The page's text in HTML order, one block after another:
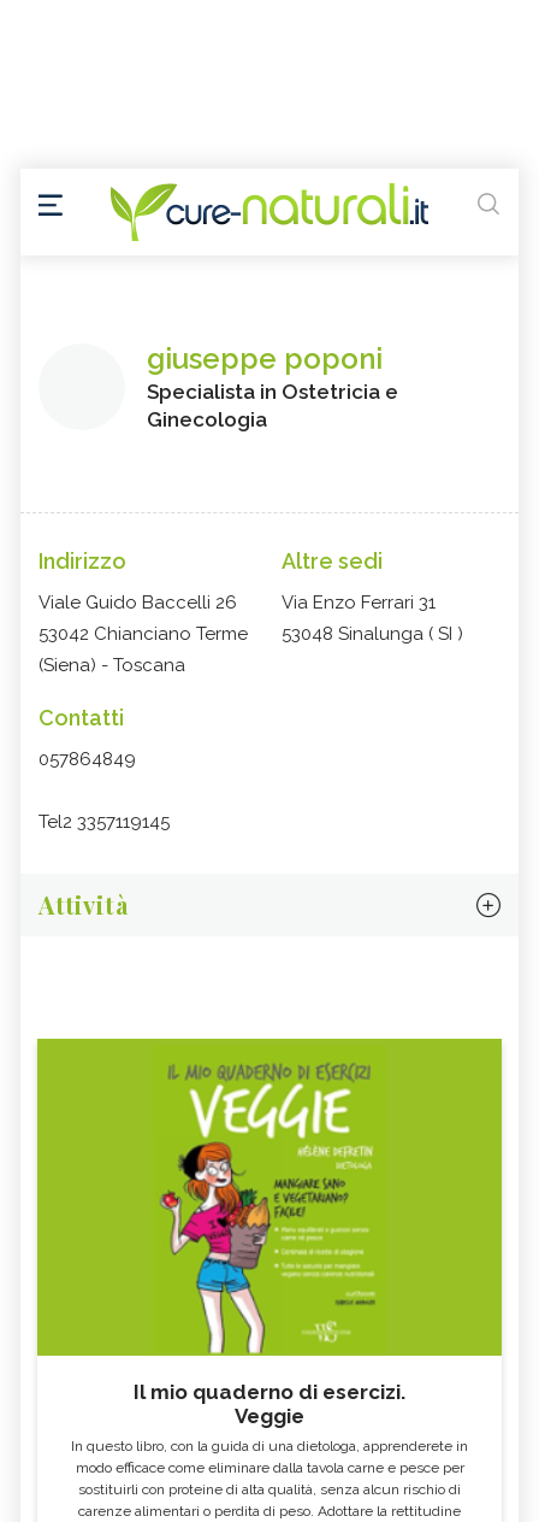
giuseppe poponi
Specialista in Ostetricia e
Ginecologia
Indirizzo
Viale Guido Baccelli 26
53042 Chianciano Terme
(Siena) - Toscana
Altre sedi
Via Enzo Ferrari 31
53048 Sinalunga ( SI )
Contatti
057864849
Tel2 3357119145
Attività
Il mio quaderno di esercizi.
Veggie
In questo libro, con la guida di una dietologa, apprenderete in
modo efficace come eliminare dalla tavola carne e pesce per
sostituirli con proteine di alta qualità, senza alcun rischio di
carenze alimentari o perdita di peso. Adottare la rettitudine